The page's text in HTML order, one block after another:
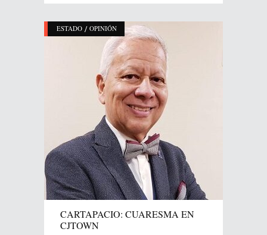
ESTADO / OPINIÓN
CARTAPACIO: CUARESMA EN
CJTOWN